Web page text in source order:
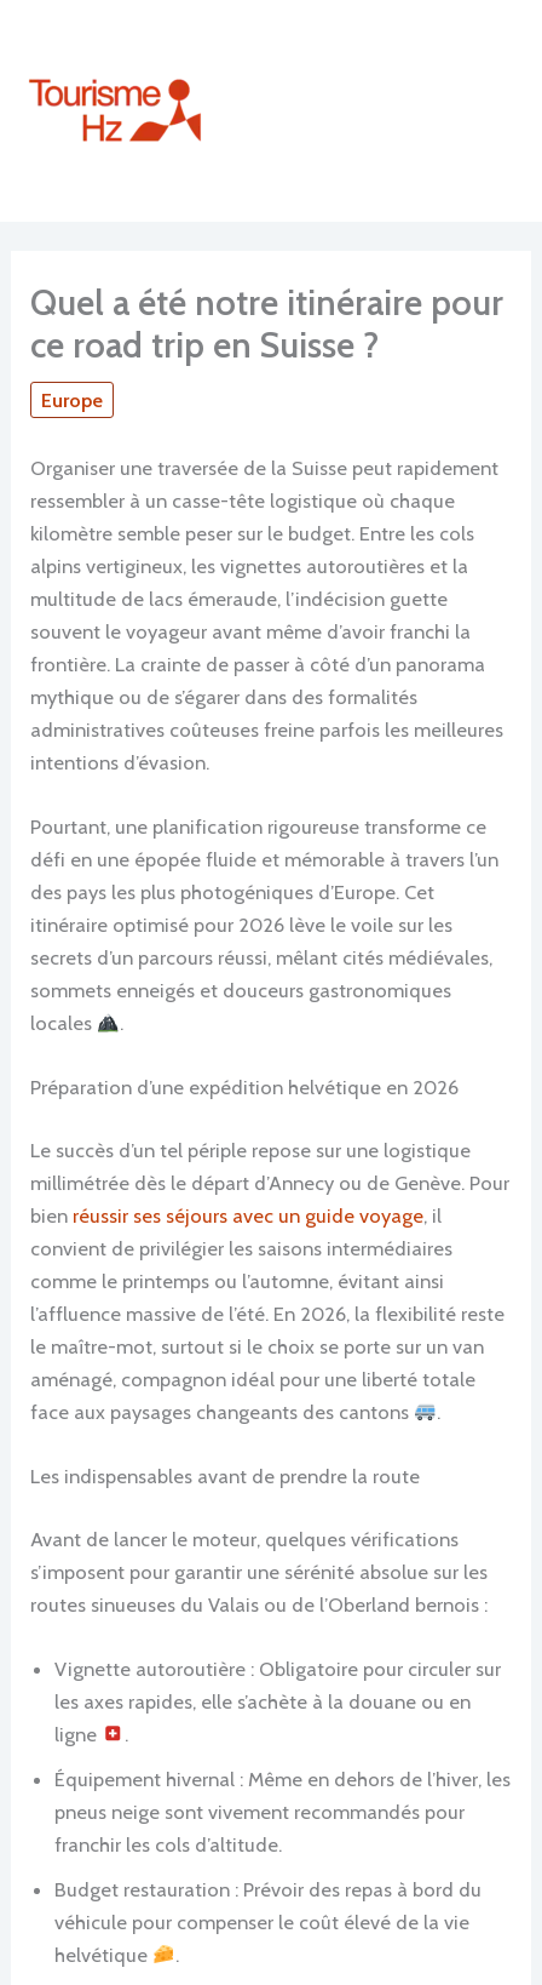
contenu
Quel a été notre itinéraire pour
ce road trip en Suisse ?
Europe
Organiser une traversée de la Suisse peut rapidement
ressembler à un casse-tête logistique où chaque
kilomètre semble peser sur le budget. Entre les cols
alpins vertigineux, les vignettes autoroutières et la
multitude de lacs émeraude, l’indécision guette
souvent le voyageur avant même d’avoir franchi la
frontière. La crainte de passer à côté d’un panorama
mythique ou de s’égarer dans des formalités
administratives coûteuses freine parfois les meilleures
intentions d’évasion.
Pourtant, une planification rigoureuse transforme ce
défi en une épopée fluide et mémorable à travers l’un
des pays les plus photogéniques d’Europe. Cet
itinéraire optimisé pour 2026 lève le voile sur les
secrets d’un parcours réussi, mêlant cités médiévales,
sommets enneigés et douceurs gastronomiques
locales
.
Préparation d’une expédition helvétique en 2026
Le succès d’un tel périple repose sur une logistique
millimétrée dès le départ d’Annecy ou de Genève. Pour
bien réussir ses séjours avec un guide voyage, il
convient de privilégier les saisons intermédiaires
comme le printemps ou l’automne, évitant ainsi
l’affluence massive de l’été. En 2026, la flexibilité reste
le maître-mot, surtout si le choix se porte sur un van
aménagé, compagnon idéal pour une liberté totale
face aux paysages changeants des cantons
.
Les indispensables avant de prendre la route
Avant de lancer le moteur, quelques vérifications
s’imposent pour garantir une sérénité absolue sur les
routes sinueuses du Valais ou de l’Oberland bernois :
Vignette autoroutière : Obligatoire pour circuler sur
les axes rapides, elle s’achète à la douane ou en
ligne
.
Équipement hivernal : Même en dehors de l’hiver, les
pneus neige sont vivement recommandés pour
franchir les cols d’altitude.
Budget restauration : Prévoir des repas à bord du
véhicule pour compenser le coût élevé de la vie
helvétique
.